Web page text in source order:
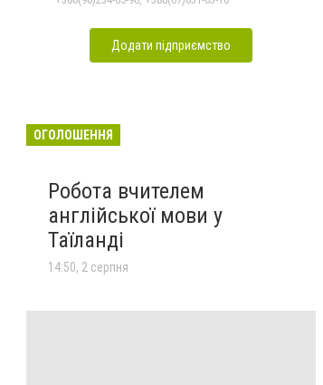
Додати підприємство
ОГОЛОШЕННЯ
Робота вчителем
англійської мови у
Таїланді
14:50, 2 серпня